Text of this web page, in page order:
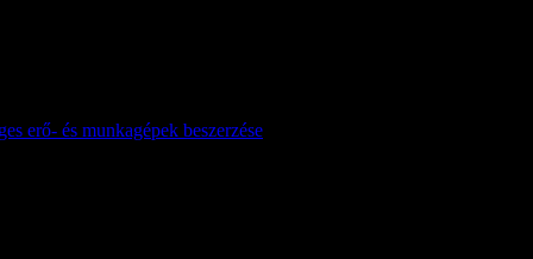
erő- és munkagépek beszerzése